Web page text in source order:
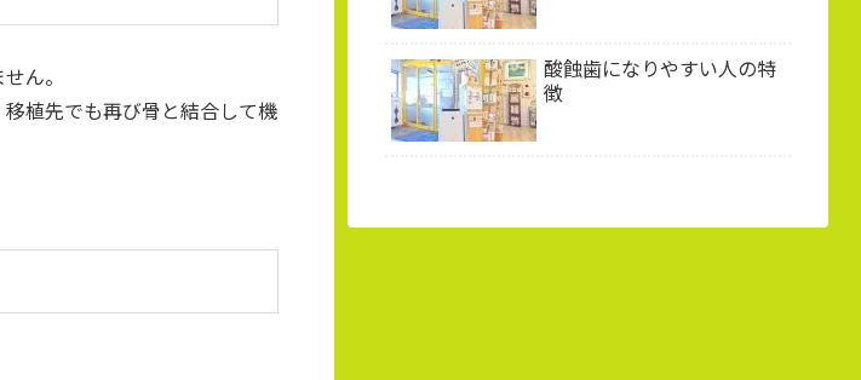
ん。
植先でも再び骨と結合して機
酸蝕歯になりやすい人の特
徴